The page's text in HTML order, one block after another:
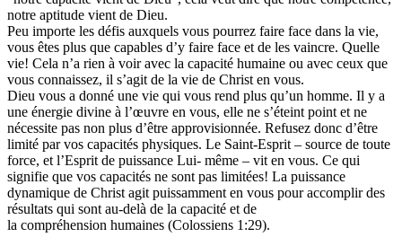
notre aptitude vient de Dieu.
Peu importe les défis auxquels vous pourrez faire face dans la vie,
vous êtes plus que capables d’y faire face et de les vaincre. Quelle
vie! Cela n’a rien à voir avec la capacité humaine ou avec ceux que
vous connaissez, il s’agit de la vie de Christ en vous.
Dieu vous a donné une vie qui vous rend plus qu’un homme. Il y a
une énergie divine à l’œuvre en vous, elle ne s’éteint point et ne
nécessite pas non plus d’être approvisionnée. Refusez donc d’être
limité par vos capacités physiques. Le Saint-Esprit – source de toute
force, et l’Esprit de puissance Lui- même – vit en vous. Ce qui
signifie que vos capacités ne sont pas limitées! La puissance
dynamique de Christ agit puissamment en vous pour accomplir des
résultats qui sont au-delà de la capacité et de
la compréhension humaines (Colossiens 1:29).